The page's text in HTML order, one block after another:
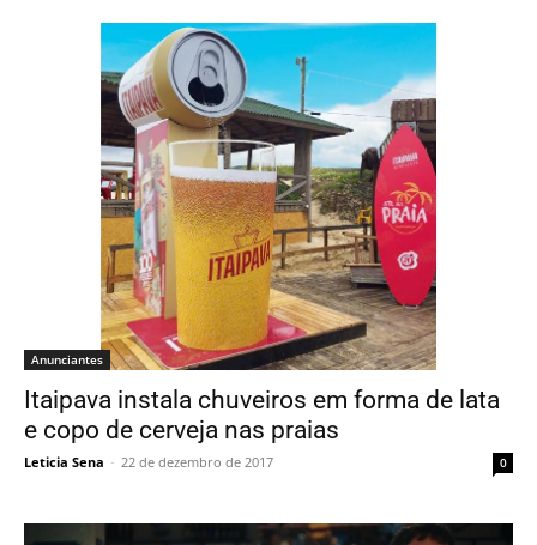
Anunciantes
Itaipava instala chuveiros em forma de lata
e copo de cerveja nas praias
Leticia Sena - 22 de dezembro de 2017 0